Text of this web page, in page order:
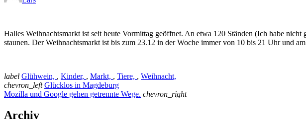
Halles Weihnachtsmarkt ist seit heute Vormittag geöffnet. An etwa 120 Ständen (Ich habe
staunen. Der Weihnachtsmarkt ist bis zum 23.12 in der Woche immer von 10 bis 21 Uhr und
label Glühwein, , Kinder, , Markt, , Tiere, , Weihnacht,
chevron_left Glücklos in Magdeburg
Mozilla und Google gehen getrennte Wege. chevron_right
Archiv